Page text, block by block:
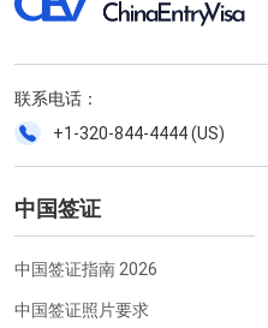
联系电话：
+1-320-844-4444 (US)
中国签证
中国签证指南 2026
中国签证照片要求